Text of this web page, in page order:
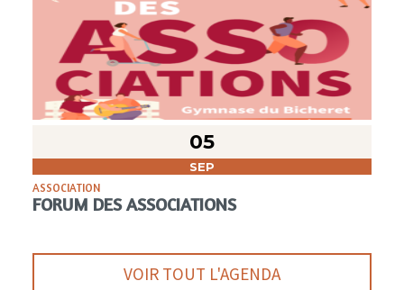
05
SEP
ASSOCIATION
FORUM DES ASSOCIATIONS
VOIR TOUT L'AGENDA